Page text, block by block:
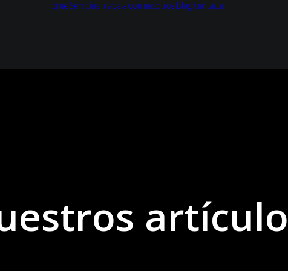
Home ServiciosTrabaja con nosotros BlogContacto